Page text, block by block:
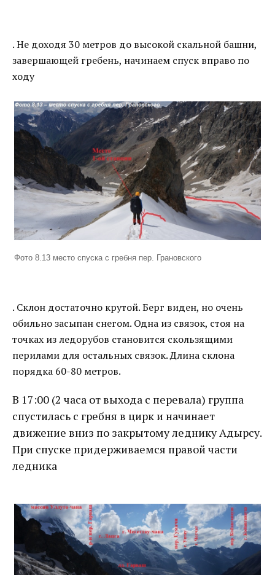
. Не доходя 30 метров до высокой скальной башни,
завершающей гребень, начинаем спуск вправо по
ходу
Фото 8.13 место спуска с гребня пер. Грановского
. Склон достаточно крутой. Берг виден, но очень
обильно засыпан снегом. Одна из связок, стоя на
точках из ледорубов становится скользящими
перилами для остальных связок. Длина склона
порядка 60-80 метров.
В 17:00 (2 часа от выхода с перевала) группа
спустилась с гребня в цирк и начинает
движение вниз по закрытому леднику Адырсу.
При спуске придерживаемся правой части
ледника